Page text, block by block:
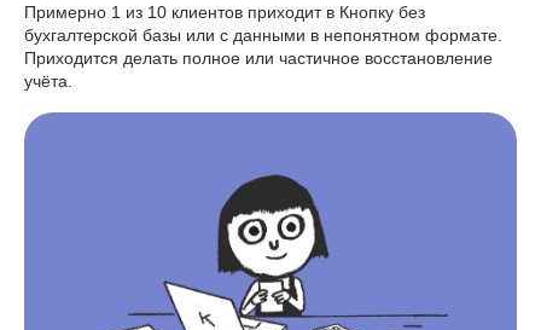
Примерно 1 из 10 клиентов приходит в Кнопку без
бухгалтерской базы или с данными в непонятном формате.
Приходится делать полное или частичное восстановление
учёта.